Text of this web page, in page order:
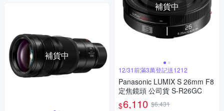
補貨中
補貨中
12/31前滿3萬登記送1212
Panasonic LUMIX S 26mm F8
定焦鏡頭 公司貨 S-R26GC
$6,110 $6,431